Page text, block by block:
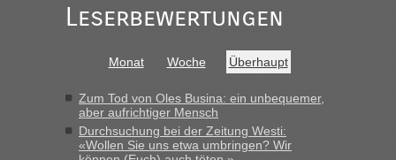
Leserbewertungen
Monat Woche Überhaupt
Zum Tod von Oles Busina: ein unbequemer,
aber aufrichtiger Mensch
Durchsuchung bei der Zeitung Westi:
«Wollen Sie uns etwa umbringen? Wir